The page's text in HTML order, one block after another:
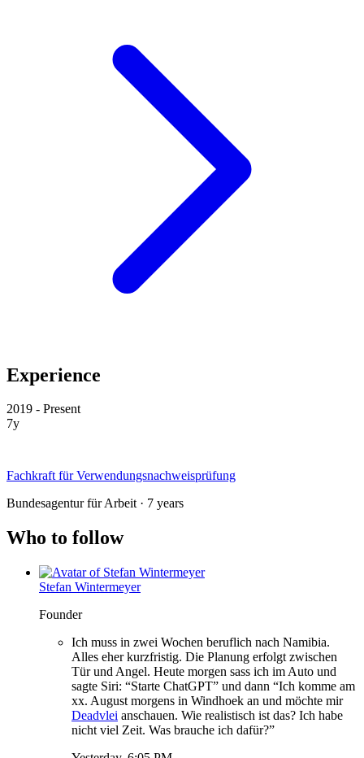
Experience
2019 - Present
7y
Fachkraft für Verwendungsnachweisprüfung
Bundesagentur für Arbeit · 7 years
Who to follow
Stefan Wintermeyer
Founder
Ich muss in zwei Wochen beruflich nach Namibia.
Alles eher kurzfristig. Die Planung erfolgt zwischen
Tür und Angel. Heute morgen sass ich im Auto und
sagte Siri: “Starte ChatGPT” und dann “Ich komme am
xx. August morgens in Windhoek an und möchte mir
Deadvlei anschauen. Wie realistisch ist das? Ich habe
nicht viel Zeit. Was brauche ich dafür?”